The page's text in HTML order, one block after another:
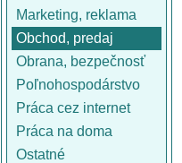
Marketing, reklama
Obchod, predaj
Obrana, bezpečnosť
Poľnohospodárstvo
Práca cez internet
Práca na doma
Ostatné